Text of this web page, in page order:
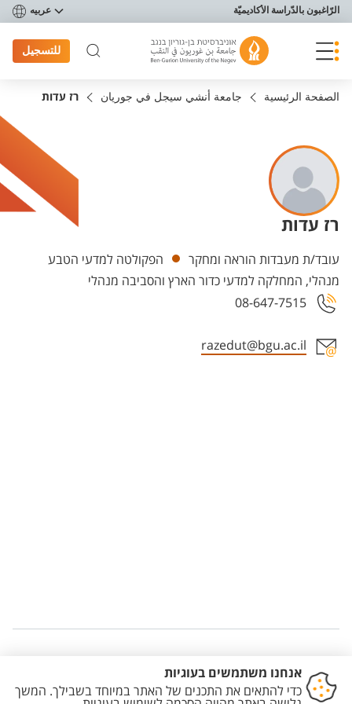
תפריט נגישות
الرّاغبون بالدّراسة الأكاديميّة عربيه
للتسجيل
الصفحة الرئيسية جامعة أنشي سيجل في جوريان רז עדות
רז עדות
Departments
עובד/ת מעבדות הוראה ומחקר
הפקולטה למדעי הטבע
מנהלי, המחלקה למדעי כדור הארץ והסביבה מנהלי
08-647-7515
razedut@bgu.ac.il